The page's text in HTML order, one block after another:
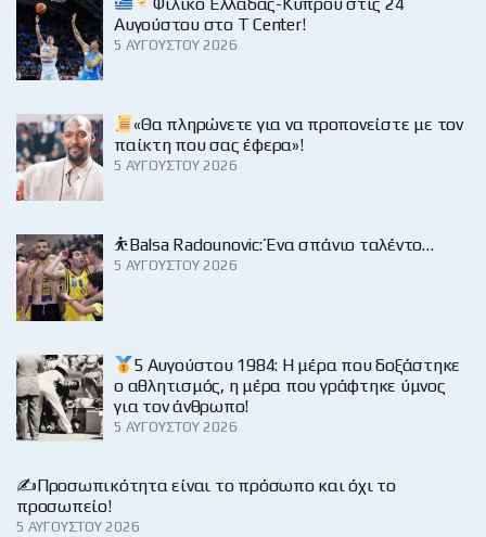
Αυγούστου στο Τ Center!
5 ΑΥΓΟΎΣΤΟΥ 2026
«Θα πληρώνετε για να προπονείστε με τον
παίκτη που σας έφερα»!
5 ΑΥΓΟΎΣΤΟΥ 2026
⛹️Balsa Radounovic: Ένα σπάνιο ταλέντο…
5 ΑΥΓΟΎΣΤΟΥ 2026
5 Αυγούστου 1984: Η μέρα που δοξάστηκε
ο αθλητισμός, η μέρα που γράφτηκε ύμνος
για τον άνθρωπο!
5 ΑΥΓΟΎΣΤΟΥ 2026
✍️Προσωπικότητα είναι το πρόσωπο και όχι το
προσωπείο!
5 ΑΥΓΟΎΣΤΟΥ 2026